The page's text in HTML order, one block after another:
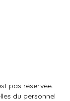
pas réservée.
du personnel